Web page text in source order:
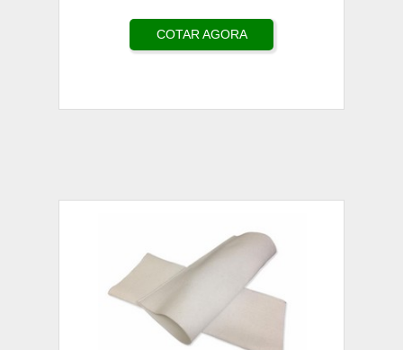
COTAR AGORA